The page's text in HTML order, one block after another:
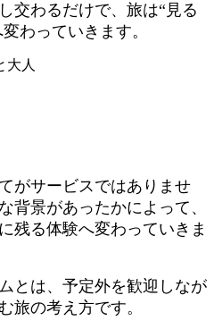
交わるだけで、旅は“見る
わっていきます。
がサービスではありませ
背景があったかによって、
残る体験へ変わっていきま
とは、予定外を歓迎しなが
旅の考え方です。